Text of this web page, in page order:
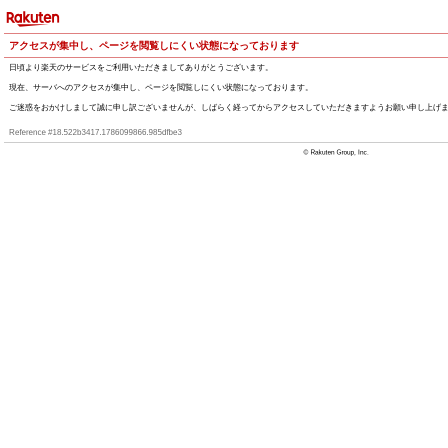
アクセスが集中し、ページを閲覧しにくい状態になっております
日頃より楽天のサービスをご利用いただきましてありがとうございます。
現在、サーバへのアクセスが集中し、ページを閲覧しにくい状態になっております。
ご迷惑をおかけしまして誠に申し訳ございませんが、しばらく経ってからアクセスしていただきますようお願い申し上げ
Reference #18.522b3417.1786099866.985dfbe3
© Rakuten Group, Inc.